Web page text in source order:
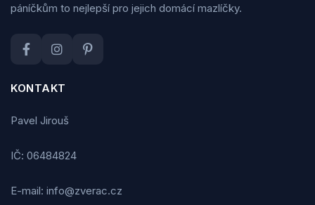
páníčkům to nejlepší pro jejich domácí mazlíčky.
KONTAKT
Pavel Jirouš
IČ: 06484824
E-mail: info@zverac.cz